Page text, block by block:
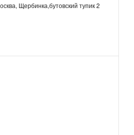
Щербинка,бутовский тупик 2